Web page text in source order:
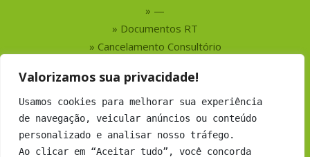
Valorizamos sua privacidade!
Usamos cookies para melhorar sua experiência
de navegação, veicular anúncios ou conteúdo
personalizado e analisar nosso tráfego.
Ao clicar em “Aceitar tudo”, você concorda
—
Documentos RT
Cancelamento Consultório
Serviços
Busca por Profissionais
Busca por Empresas
Números do CRMV-MS